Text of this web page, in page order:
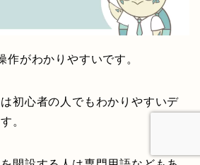
作がわかりやすいです。
初心者の人でもわかりやすいデ
。